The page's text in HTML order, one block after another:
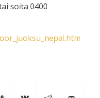
soita 0400